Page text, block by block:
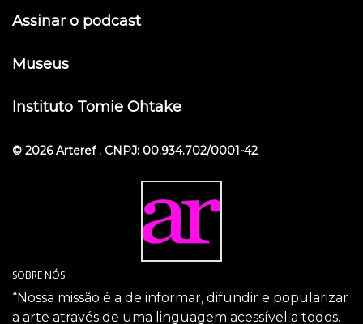
Assinar o podcast
Museus
Instituto Tomie Ohtake
© 2026 Arteref . CNPJ: 00.934.702/0001-42
SOBRE NÓS
“Nossa missão é a de informar, difundir e popularizar
a arte através de uma linguagem acessível a todos.